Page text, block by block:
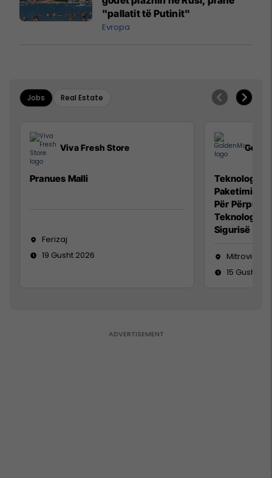
"pallatit të Putinit"
Evropa
Jobs Real Estate
Viva Fresh Store
Pranues Malli
Ferizaj
19 Gusht 2026
Teknolog/e
Paketimin e
Për
Teknolog/e
Sigurisë së
Mitrovicë
15 Gusht